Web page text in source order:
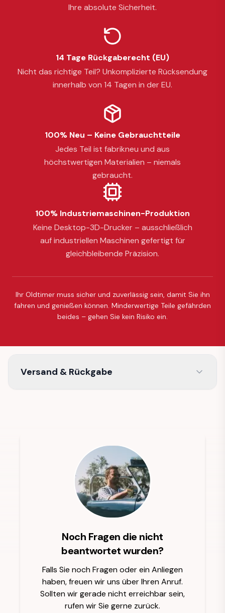
Ihre absolute Sicherheit.
14 Tage Rückgaberecht (EU)
Nicht das richtige Teil? Unkomplizierte Rücksendung
innerhalb von 14 Tagen in der EU.
100% Neu – Keine Gebrauchtteile
Jedes Teil ist fabrikneu und aus
höchstwertigen Materialien – niemals
gebraucht.
100% Industriemaschinen-Produktion
Keine Desktop-3D-Drucker – ausschließlich
auf industriellen Maschinen gefertigt für
gleichbleibende Präzision.
Ihr Oldtimer muss sicher und zuverlässig sein, damit Sie ihn
fahren und genießen können. Minderwertige Teile gefährden
beides – gehen Sie kein Risiko ein.
Versand & Rückgabe
Noch Fragen die nicht
beantwortet wurden?
Falls Sie noch Fragen oder ein Anliegen
haben, freuen wir uns über Ihren Anruf.
Sollten wir gerade nicht erreichbar sein,
rufen wir Sie gerne zurück.